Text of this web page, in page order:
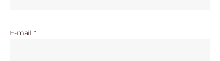
E-mail *